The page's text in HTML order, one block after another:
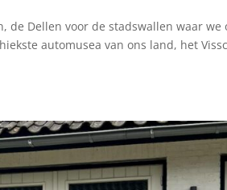
Dellen voor de stadswallen waar we
automusea van ons land, het